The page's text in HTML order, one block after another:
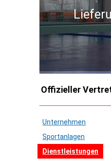
Offizieller
Unternehmen
Sportanlagen
Dienstleistungen